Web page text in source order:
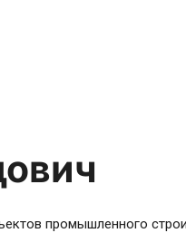
промышленного